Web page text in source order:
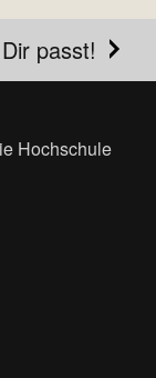
passt!
Hochschule